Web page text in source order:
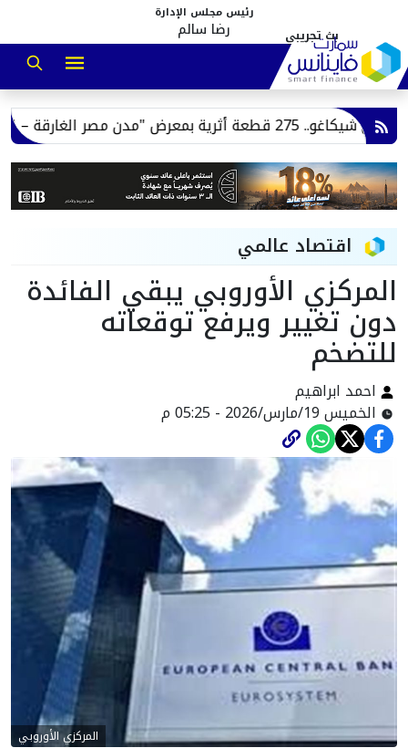
رئيس مجلس الإدارة
رضا سالم
اقتصاد عالمي
المركزي الأوروبي يبقي الفائدة
دون تغيير ويرفع توقعاته
للتضخم
احمد ابراهيم
الخميس 19/مارس/2026 - 05:25 م
المركزي الأوروبي